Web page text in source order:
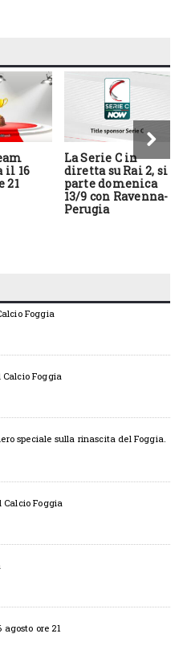
il 16
21
La Serie C in
diretta su Rai 2, si
parte domenica
13/9 con Ravenna-
Perugia
Foggia
Foggia
speciale sulla rinascita del Foggia.
Foggia
ore 21